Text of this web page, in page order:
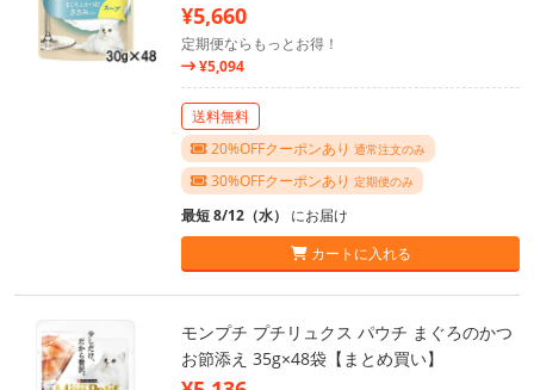
¥5,660
定期便ならもっとお得！
¥5,094
送料無料
20%OFFクーポンあり 通常注文のみ
30%OFFクーポンあり 定期便のみ
最短 8/12（水） にお届け
カートに入れる
モンプチ プチリュクス パウチ まぐろのかつ
お節添え 35g×48袋【まとめ買い】